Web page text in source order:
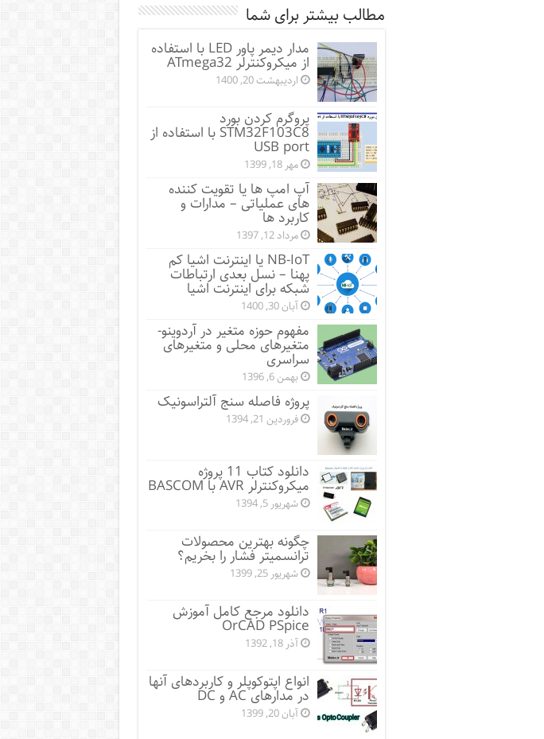
مطالب بیشتر برای شما
مدار دیمر پاور LED با استفاده
از میکروکنترلر ATmega32
اردیبهشت 20, 1400
پروگرم کردن بورد
STM32F103C8 با استفاده از
USB port
مهر 18, 1399
آپ امپ ها یا تقویت کننده
های عملیاتی – مدارات و
کاربرد ها
مرداد 12, 1397
NB-IoT یا اینترنت اشیا کم
پهنا – نسل بعدی ارتباطات
شبکه برای اینترنت اشیا
آبان 30, 1400
مفهوم حوزه متغیر در آردوینو-
متغیرهای محلی و متغیرهای
سراسری
بهمن 6, 1396
پروژه فاصله سنج آلتراسونیک
فروردین 21, 1394
دانلود کتاب 11 پروژه
میکروکنترلر AVR با BASCOM
شهریور 5, 1394
چگونه بهترین محصولات
ترانسمیتر فشار را بخریم؟
شهریور 25, 1399
دانلود مرجع کامل آموزش
OrCAD PSpice
آذر 18, 1392
انواع اپتوکوپلر و کاربردهای آنها
در مدارهای AC و DC
آبان 20, 1399